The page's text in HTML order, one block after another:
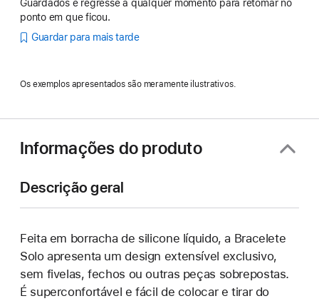
Guardados e regresse a qualquer momento para retomar no
ponto em que ficou.
Guardar para mais tarde
Os exemplos apresentados são meramente ilustrativos.
Informações do produto
Descrição geral
Feita em borracha de silicone líquido, a Bracelete
Solo apresenta um design extensível exclusivo,
sem fivelas, fechos ou outras peças sobrepostas.
É superconfortável e fácil de colocar e tirar do